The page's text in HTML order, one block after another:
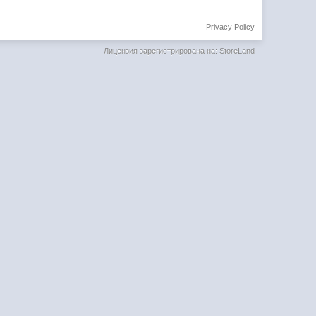
Privacy Policy
Лицензия зарегистрирована на: StoreLand